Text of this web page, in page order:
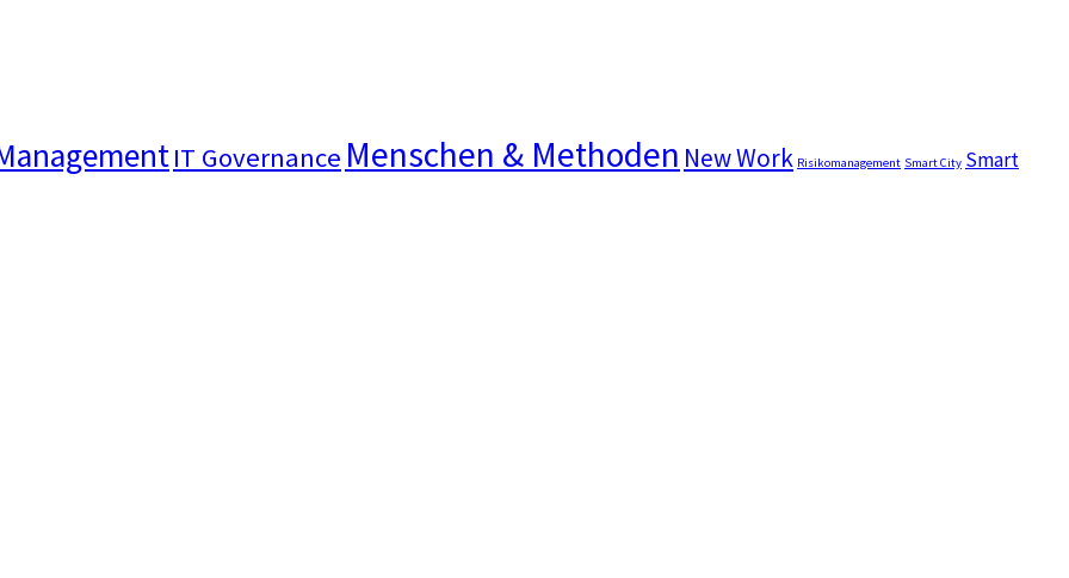
IT Governance Menschen & Methoden New Work Risikomanagement Smart City Smart